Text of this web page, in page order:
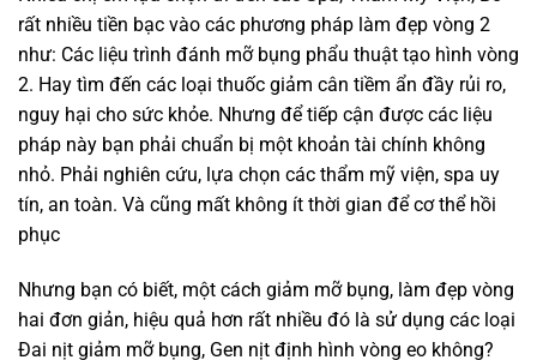
rất nhiều tiền bạc vào các phương pháp làm đẹp vòng 2
như: Các liệu trình đánh mỡ bụng phẩu thuật tạo hình vòng
2. Hay tìm đến các loại thuốc giảm cân tiềm ẩn đầy rủi ro,
nguy hại cho sức khỏe. Nhưng để tiếp cận được các liệu
pháp này bạn phải chuẩn bị một khoản tài chính không
nhỏ. Phải nghiên cứu, lựa chọn các thẩm mỹ viện, spa uy
tín, an toàn. Và cũng mất không ít thời gian để cơ thể hồi
phục
Nhưng bạn có biết, một cách giảm mỡ bụng, làm đẹp vòng
hai đơn giản, hiệu quả hơn rất nhiều đó là sử dụng các loại
Đai nịt giảm mỡ bụng, Gen nịt định hình vòng eo không?